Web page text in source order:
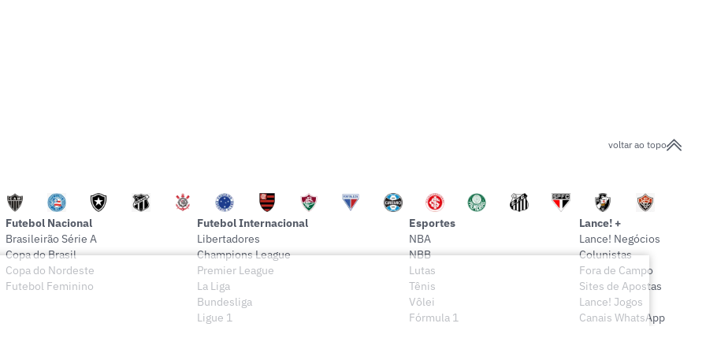
voltar ao topo
Futebol Nacional
Brasileirão Série A
Copa do Brasil
Copa do Nordeste
Futebol Feminino
Futebol Internacional
Libertadores
Champions League
Premier League
La Liga
Bundesliga
Ligue 1
Esportes
NBA
NBB
Lutas
Tênis
Vôlei
Fórmula 1
Lance! +
Lance! Negócios
Colunistas
Fora de Campo
Sites de Apostas
Lance! Jogos
Canais WhatsApp